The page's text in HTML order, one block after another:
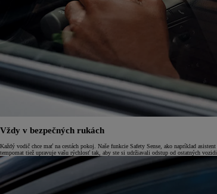
vr. zvýhodnenia 1 000 €
Nový Yaris Cross
HYBRID
Vždy v bezpečných rukách
Každý vodič chce mať na cestách pokoj. Naše funkcie Safety Sense, ako napríklad
tempomat tiež upravuje vašu rýchlosť tak, aby ste si udržiavali odstup od ostatných